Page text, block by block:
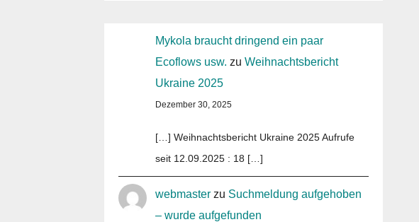
Mykola braucht dringend ein paar
Ecoflows usw. zuWeihnachtsbericht
Ukraine 2025
Dezember 30, 2025
[…] Weihnachtsbericht Ukraine 2025 Aufrufe
seit 12.09.2025 : 18 […]
webmaster zu Suchmeldung aufgehoben
– wurde aufgefunden